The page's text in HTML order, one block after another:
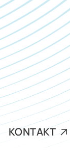
KONTAKT